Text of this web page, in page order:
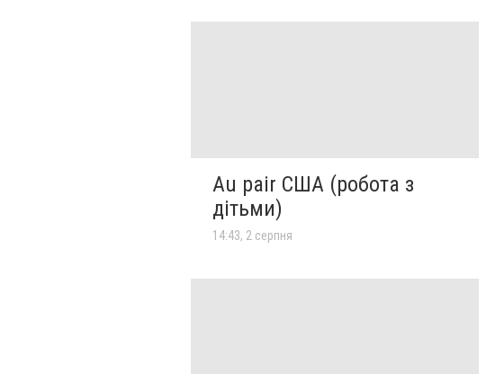
Au pair США (робота з
дітьми)
14:43, 2 серпня